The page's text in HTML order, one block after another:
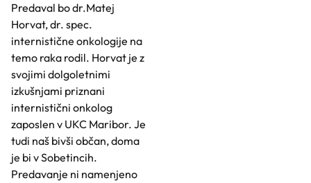
Predaval bo dr.Matej
Horvat, dr. spec.
internistične onkologije na
temo raka rodil. Horvat je z
svojimi dolgoletnimi
izkušnjami priznani
internistični onkolog
zaposlen v UKC Maribor. Je
tudi naš bivši občan, doma
je bi v Sobetincih.
Predavanje ni namenjeno